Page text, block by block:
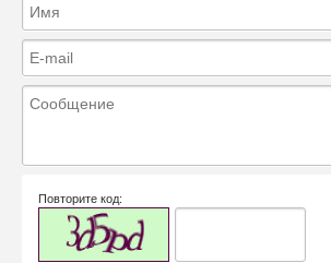
Повторите код: